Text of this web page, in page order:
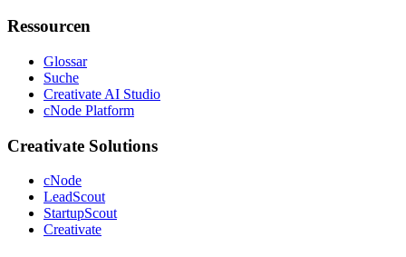
Ressourcen
Glossar
Suche
Creativate AI Studio
cNode Platform
Creativate Solutions
cNode
LeadScout
StartupScout
Creativate